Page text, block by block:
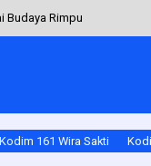
Budaya Rimpu
Bulu Tangkis & Tenis
Kodim 161 Wira Sakti